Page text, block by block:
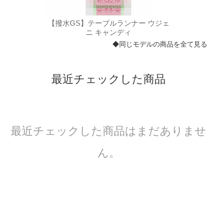
【撥水GS】テーブルランナー ウジェ
ニ キャンディ
◆同じモデルの商品を全て見る
最近チェックした商品
最近チェックした商品はまだありませ
ん。